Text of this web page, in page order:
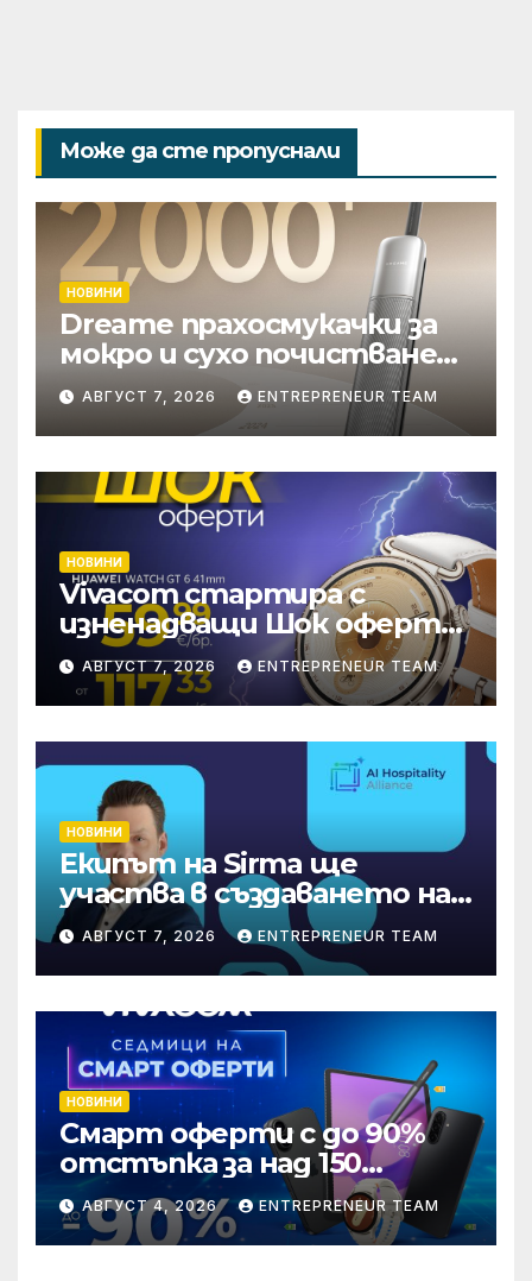
Може да сте пропуснали
НОВИНИ
Dreame прахосмукачки за
мокро и сухо почистване
надхвърлиха 2 000
патентни заявки в
световен мащаб
АВГУСТ 7, 2026 ENTREPRENEUR TEAM
НОВИНИ
Vivacom стартира с
изненадващи Шок оферти
през август онлайн
АВГУСТ 7, 2026 ENTREPRENEUR TEAM
НОВИНИ
Екипът на Sirma ще
участва в създаването на
международните
стандарти за навлизане на
изкуствен интелект в
хотелиерството
АВГУСТ 7, 2026 ENTREPRENEUR TEAM
НОВИНИ
Смарт оферти с до 90%
отстъпка за над 150
устройства от Vivacom
през август
АВГУСТ 4, 2026 ENTREPRENEUR TEAM